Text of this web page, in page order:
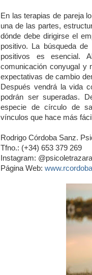
En las terapias de pareja
una de las partes,
dónde debe dirigirse el
positivo. La búsqueda de
positivos es esencial.
comunicación conyugal y
expectativas de cambio
Después vendrá la vida
podrán ser superadas.
especie de círculo de
vínculos que hace más
Rodrigo Córdoba Sanz.
Tfno.: (+34) 653 379 269
Instagram:
Página Web: